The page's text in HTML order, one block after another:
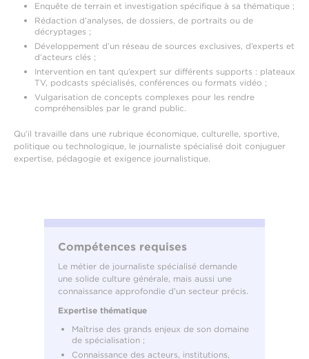
Enquête de terrain et investigation spécifique à sa thématique ;
Rédaction d’analyses, de dossiers, de portraits ou de
décryptages ;
Développement d’un réseau de sources exclusives, d’experts et
d’acteurs clés ;
Intervention en tant qu’expert sur différents supports : plateaux
TV, podcasts spécialisés, conférences ou formats vidéo ;
Vulgarisation de concepts complexes pour les rendre
compréhensibles par le grand public.
Qu’il travaille dans une rubrique économique, culturelle, sportive,
politique ou technologique, le journaliste spécialisé doit conjuguer
expertise, pédagogie et exigence journalistique.
Compétences requises
Le métier de journaliste spécialisé demande
une solide culture générale, mais aussi une
connaissance approfondie d’un secteur précis.
Expertise thématique
Maîtrise des grands enjeux de son domaine
de spécialisation ;
Connaissance des acteurs, institutions,